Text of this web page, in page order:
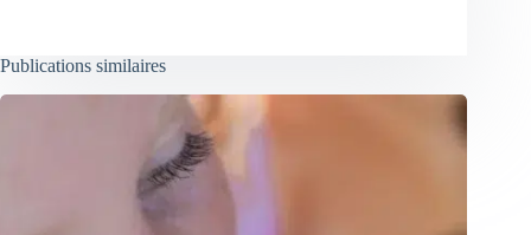
Publications similaires